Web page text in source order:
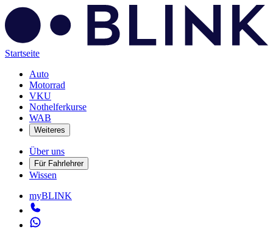
Startseite
Auto
Motorrad
VKU
Nothelferkurse
WAB
Weiteres
Über uns
Für Fahrlehrer
Wissen
myBLINK